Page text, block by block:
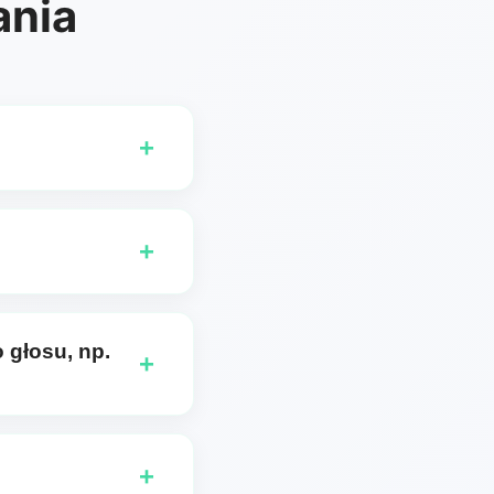
+
+
np.
+
+